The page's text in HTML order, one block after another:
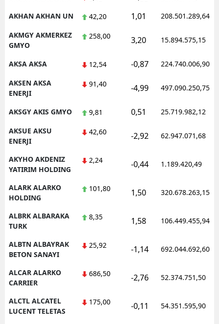
AKHAN AKHAN UN 42,20 1,01 208.501.289,64
AKMGY AKMERKEZ
GMYO
258,00 3,20 15.894.575,15
AKSA AKSA 12,54 -0,87 224.740.006,90
AKSEN AKSA
ENERJI
91,40 -4,99 497.090.250,75
AKSGY AKIS GMYO 9,81 0,51 25.719.982,12
AKSUE AKSU
ENERJI
42,60 -2,92 62.947.071,68
AKYHO AKDENIZ
YATIRIM HOLDING
2,24 -0,44 1.189.420,49
ALARK ALARKO
HOLDING
101,80 1,50 320.678.263,15
ALBRK ALBARAKA
TURK
8,35 1,58 106.449.455,94
ALBTN ALBAYRAK
BETON SANAYI
25,92 -1,14 692.044.692,60
ALCAR ALARKO
CARRIER
686,50 -2,76 52.374.751,50
ALCTL ALCATEL
LUCENT TELETAS
175,00 -0,11 54.351.595,90